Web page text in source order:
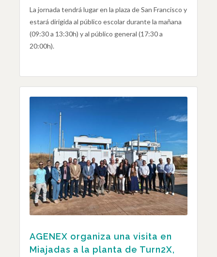
La jornada tendrá lugar en la plaza de San Francisco y
estará dirigida al público escolar durante la mañana
(09:30 a 13:30h) y al público general (17:30 a
20:00h).
AGENEX organiza una visita en
Miajadas a la planta de Turn2X,